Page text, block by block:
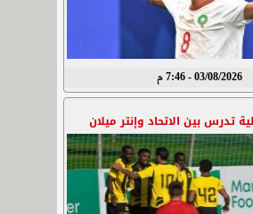
03/08/2026 - 7:46 م
تدرس بين الاتحاد وإنتر ميلان